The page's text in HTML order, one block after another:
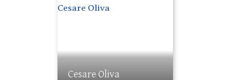
Cesare Oliva